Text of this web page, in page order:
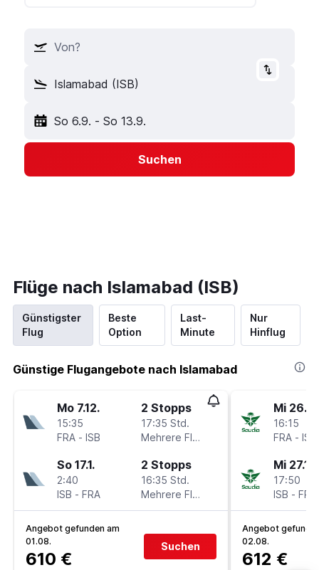
Von?
Islamabad (ISB)
So 6.9. - So 13.9.
Suchen
Flüge nach Islamabad (ISB)
Günstigster
Flug
Beste
Option
Last-
Minute
Nur
Hinflug
Günstige Flugangebote nach Islamabad
Mo 7.12.
15:35
FRA - ISB
2 Stopps
17:35 Std.
Mehrere Fluglinien
So 17.1.
2:40
ISB - FRA
2 Stopps
16:35 Std.
Mehrere Fluglinien
Angebot gefunden am
01.08.
610 €
Suchen
Mi 26.8.
16:15
FRA - ISB
Mi 27.1.
17:50
ISB - FRA
Angebot
02.08.
612 €